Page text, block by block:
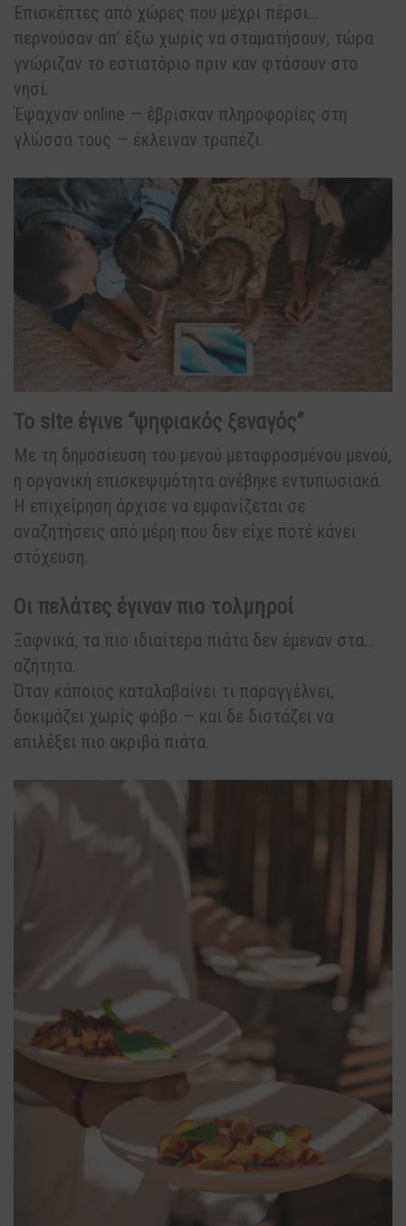
Επισκέπτες από χώρες που μέχρι πέρσι…
περνούσαν απ’ έξω χωρίς να σταματήσουν, τώρα
γνώριζαν το εστιατόριο πριν καν φτάσουν στο
νησί.
Έψαχναν online — έβρισκαν πληροφορίες στη
γλώσσα τους — έκλειναν τραπέζι.
Το site έγινε “ψηφιακός ξεναγός”
Με τη δημοσίευση του μενού μεταφρασμένου μενού,
η οργανική επισκεψιμότητα ανέβηκε εντυπωσιακά.
Η επιχείρηση άρχισε να εμφανίζεται σε
αναζητήσεις από μέρη που δεν είχε ποτέ κάνει
στόχευση.
Οι πελάτες έγιναν πιο τολμηροί
Ξαφνικά, τα πιο ιδιαίτερα πιάτα δεν έμεναν στα…
αζήτητα.
Όταν κάποιος καταλαβαίνει τι παραγγέλνει,
δοκιμάζει χωρίς φόβο — και δε διστάζει να
επιλέξει πιο ακριβά πιάτα.